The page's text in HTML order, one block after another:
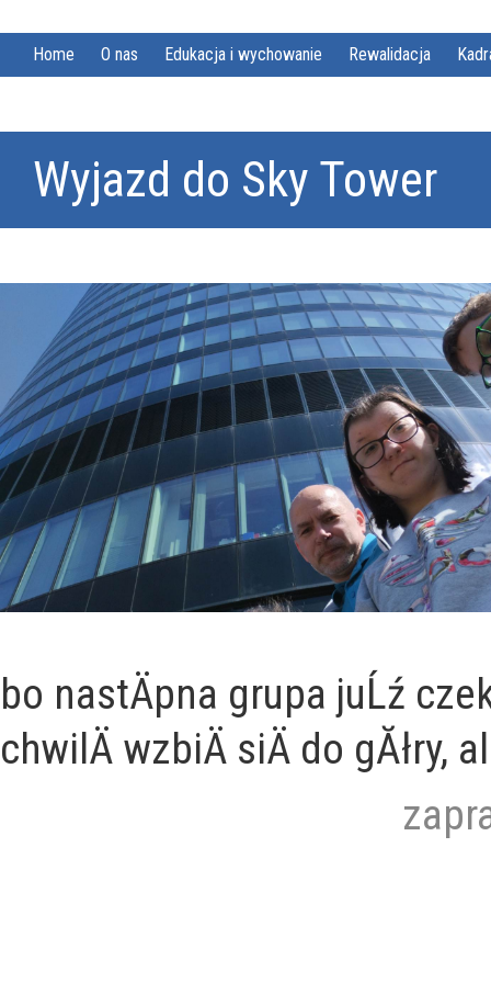
Home O nas Edukacja i wychowanie Rewalidacja
Wyjazd do Sky Tower
bo nastÄpna grupa juĹź
chwilÄ wzbiÄ siÄ do